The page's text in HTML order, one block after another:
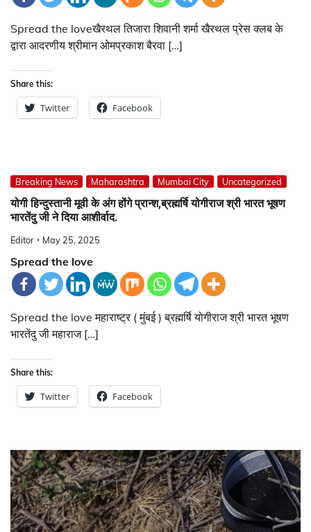
Spread the loveखैरथल तिजारा शिवानी शर्मा खैरथल प्रेस क्लब के
द्वारा आदरणीय श्रीमान ओमप्रकाश बैरवा […]
Share this:
Twitter Facebook
Breaking News Maharashtra Mumbai City Uncategorized
योगी हिन्दुस्तानी मूवी के अंग होंगे प्रान्श,ब्रह्मर्षि योगीराज श्री भारत भूषण
भारतेंदु जी ने दिया आशीर्वाद.
Editor May 25, 2025
Spread the love
Spread the love महाराष्ट्र ( मुंबई ) ब्रह्मर्षि योगीराज श्री भारत भूषण
भारतेंदु जी महाराज […]
Share this:
Twitter Facebook